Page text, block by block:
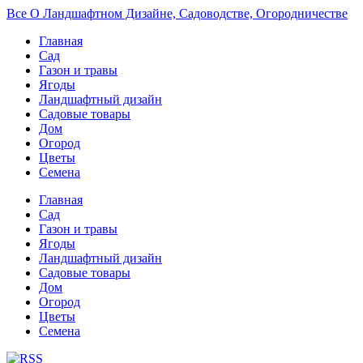
Все О Ландшафтном Дизайне, Садоводстве, Огородничестве
Главная
Сад
Газон и травы
Ягоды
Ландшафтный дизайн
Садовые товары
Дом
Огород
Цветы
Семена
Главная
Сад
Газон и травы
Ягоды
Ландшафтный дизайн
Садовые товары
Дом
Огород
Цветы
Семена